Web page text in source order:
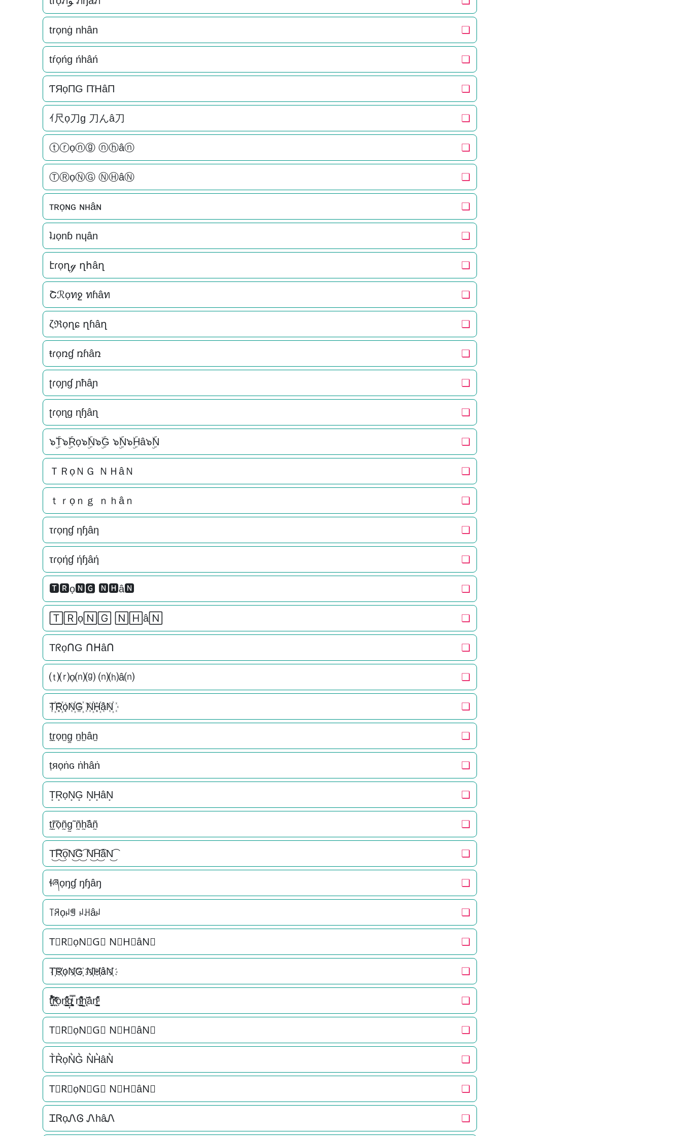
trọnġ nhân ❏
tŕọńg ńhâń ❏
ƬЯọПG ПΉâП ❏
ｲ尺ọ刀g 刀んâ刀 ❏
ⓣⓡọⓝⓖ ⓝⓗâⓝ ❏
ⓉⓇọⓃⒼ ⓃⒽâⓃ ❏
тʀọɴԍ ɴнâɴ ❏
ʇɹọnɓ nɥân ❏
էɾọղℊ ղհâղ ❏
Շℛọทջ ทɦâท ❏
ζℜọղɕ ղɦâղ ❏
ŧɾọռɠ ռɦâռ ❏
ʈɾọɲɠ ɲħâɲ ❏
ʈɾọɳɡ ɳɧâɳ ❏
๖ۣۜT๖ۣۜRọ๖ۣۜN๖ۣۜG ๖ۣۜN๖ۣۜHâ๖ۣۜN ❏
ＴＲọＮＧ ＮＨâＮ ❏
ｔｒọｎｇ ｎｈâｎ ❏
τɾọηɠ ηɧâη ❏
τɾọήɠ ήɧâή ❏
🆃🆁ọ🅽🅶 🅽🅷â🅽 ❏
🅃🅁ọ🄽🄶 🄽🄷â🄽 ❏
TᖇọᑎG ᑎᕼâᑎ ❏
⒯⒭ọ⒩⒢ ⒩⒣â⒩ ❏
T꙰R꙰ọN꙰G꙰ N꙰H꙰âN꙰ ❏
t̫r̫ọn̫g̫ n̫h̫ân̫ ❏
ṭяọṅɢ ṅһâṅ ❏
T͙R͙ọN͙G͙ N͙H͙âN͙ ❏
t̰̃r̰̃ọñ̰g̰̃ ñ̰h̰̃âñ̰ ❏
T͜͡R͜͡ọN͜͡G͜͡ N͜͡H͜͡âN͜͡ ❏
ɬཞọŋɠ ŋɧâŋ ❏
꓄ꋪọꈤꁅ ꈤꃅâꈤ ❏
T⃟R⃟ọN⃟G⃟ N⃟H⃟âN⃟ ❏
T҉R҉ọN҉G҉ N҉H҉âN҉ ❏
t̘̟̼̉̈́͐͋͌̊r̼̯̤̈ͭ̃ͨ̆ọn͉̠̙͉̗̺̋̋̔ͧ̊g͎͚̥͎͔͕ͥ̿ n͉̠̙͉̗̺̋̋̔ͧ̊h͚̖̜̍̃͐ân͉̠̙͉̗̺̋̋̔ͧ̊ ❏
T⃗R⃗ọN⃗G⃗ N⃗H⃗âN⃗ ❏
T͛R͛ọN͛G͛ N͛H͛âN͛ ❏
T⃒R⃒ọN⃒G⃒ N⃒H⃒âN⃒ ❏
ᏆᏒọᏁᎶ ᏁhâᏁ ❏